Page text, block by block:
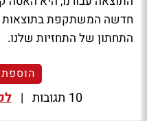
חדשה המשתקפת בתוצאות
התחתון של התחזיות שלנו.
10 תגובות |